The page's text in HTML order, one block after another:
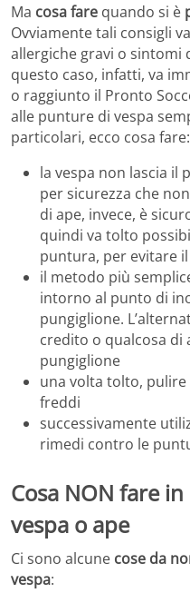
Ma cosa fare quando si è
Ovviamente tali consigli
allergiche gravi o sintomi
questo caso, infatti, va
o raggiunto il Pronto
alle punture di vespa
particolari, ecco cosa fare:
la vespa non lascia il
per sicurezza che
di ape, invece, è
quindi va tolto
puntura, per evitare
il metodo più
intorno al punto di
pungiglione.
credito o qualcosa di
pungiglione
una volta tolto, pulire
freddi
successivamente
rimedi contro le
Cosa NON fare
vespa o ape
Ci sono alcune cose da
vespa: